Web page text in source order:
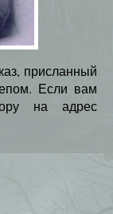
присланный
Если вам
на адрес